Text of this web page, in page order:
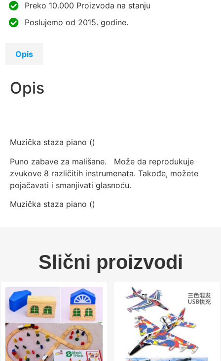
Preko 10.000 Proizvoda na stanju
Poslujemo od 2015. godine.
Opis
Opis
Muzička staza piano ()
Puno zabave za mališane. Može da reprodukuje
zvukove 8 različitih instrumenata. Takođe, možete
pojačavati i smanjivati glasnoću.
Muzička staza piano ()
Slični proizvodi